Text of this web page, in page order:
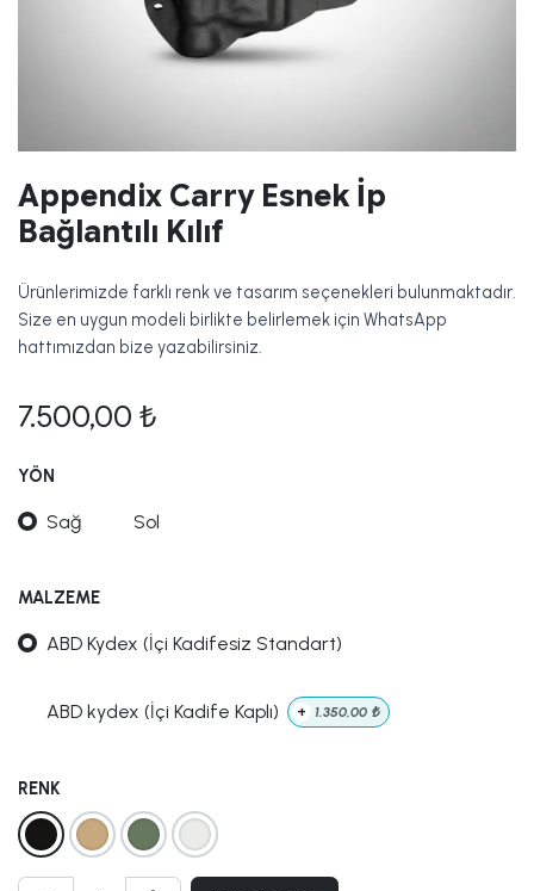
Appendix Carry Esnek İp
Bağlantılı Kılıf
Ürünlerimizde farklı renk ve tasarım seçenekleri bulunmaktadır.
Size en uygun modeli birlikte belirlemek için WhatsApp
hattımızdan bize yazabilirsiniz.
7.500,00 ₺
YÖN
Sağ Sol
MALZEME
ABD Kydex (İçi Kadifesiz Standart)
ABD kydex (İçi Kadife Kaplı) + 1.350,00 ₺
RENK